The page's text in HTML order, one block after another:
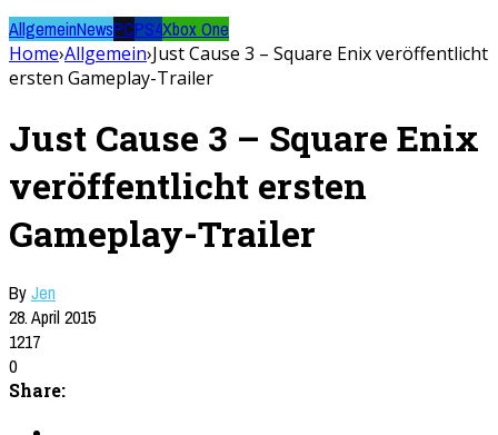
AllgemeinNewsPCPS4Xbox One
Home›Allgemein›Just Cause 3 – Square Enix veröffentlicht
ersten Gameplay-Trailer
Just Cause 3 – Square Enix
veröffentlicht ersten
Gameplay-Trailer
ByJen
28. April 2015
1217
0
Share: